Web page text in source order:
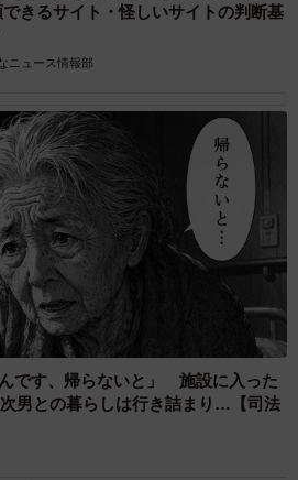
きるサイト・怪しいサイトの判断基
ニュース情報部
んです、帰らないと」 施設に入った
男との暮らしは行き詰まり…【司法